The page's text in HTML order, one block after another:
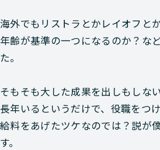
海外でもリストラとかレイオフと
年齢が基準の一つになるのか？な
た。
そもそも大した成果を出しもしな
長年いるというだけで、役職をつ
給料をあげたツケなのでは？説が
す。